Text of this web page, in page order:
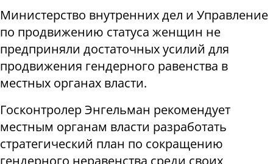
Министерство внутренних дел и Управление
по продвижению статуса женщин не
предприняли достаточных усилий для
продвижения гендерного равенства в
местных органах власти.
Госконтролер Энгельман рекомендует
местным органам власти разработать
стратегический план по сокращению